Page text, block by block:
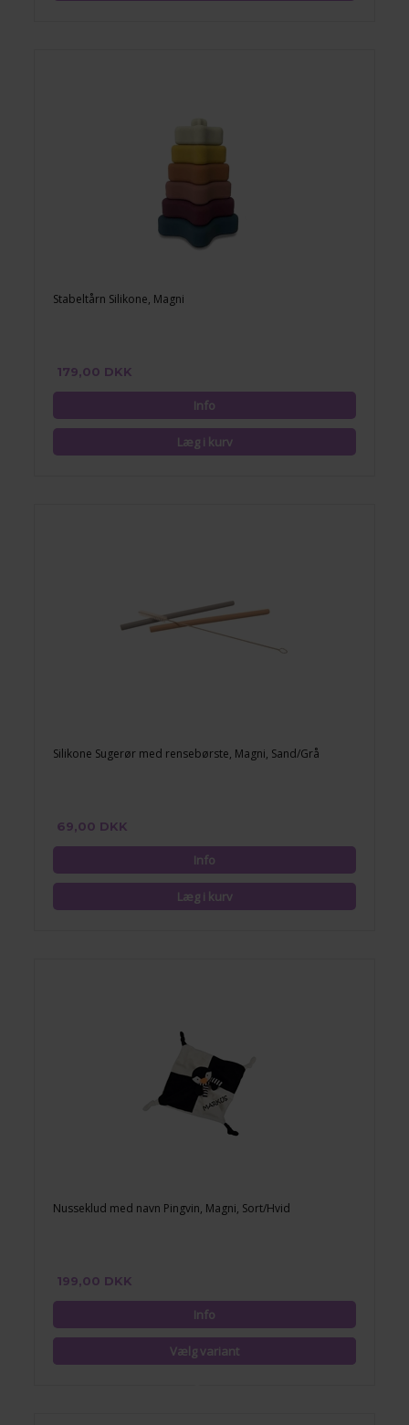
Stabeltårn Silikone, Magni
179,00 DKK
Silikone Sugerør med rensebørste, Magni, Sand/Grå
69,00 DKK
Nusseklud med navn Pingvin, Magni, Sort/Hvid
199,00 DKK